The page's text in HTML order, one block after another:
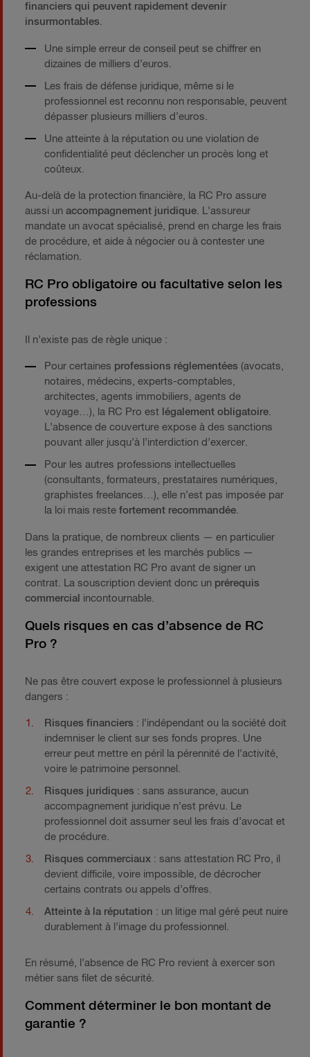
financiers qui peuvent rapidement devenir
insurmontables.
Une simple erreur de conseil peut se chiffrer en
dizaines de milliers d’euros.
Les frais de défense juridique, même si le
professionnel est reconnu non responsable, peuvent
dépasser plusieurs milliers d’euros.
Une atteinte à la réputation ou une violation de
confidentialité peut déclencher un procès long et
coûteux.
Au-delà de la protection financière, la RC Pro assure
aussi un accompagnement juridique . L’assureur
mandate un avocat spécialisé, prend en charge les frais
de procédure, et aide à négocier ou à contester une
réclamation.
RC Pro obligatoire ou facultative selon les
professions
Il n’existe pas de règle unique :
Pour certaines professions réglementées (avocats,
notaires, médecins, experts-comptables,
architectes, agents immobiliers, agents de
voyage…), la RC Pro est légalement obligatoire.
L’absence de couverture expose à des sanctions
pouvant aller jusqu’à l’interdiction d’exercer.
Pour les autres professions intellectuelles
(consultants, formateurs, prestataires numériques,
graphistes freelances…), elle n’est pas imposée par
la loi mais reste fortement recommandée.
Dans la pratique, de nombreux clients — en particulier
les grandes entreprises et les marchés publics —
exigent une attestation RC Pro avant de signer un
contrat. La souscription devient donc un prérequis
commercial incontournable.
Quels risques en cas d’absence de RC
Pro ?
Ne pas être couvert expose le professionnel à plusieurs
dangers :
Risques financiers : l’indépendant ou la société doit
indemniser le client sur ses fonds propres. Une
erreur peut mettre en péril la pérennité de l’activité,
voire le patrimoine personnel.
Risques juridiques : sans assurance, aucun
accompagnement juridique n’est prévu. Le
professionnel doit assumer seul les frais d’avocat et
de procédure.
Risques commerciaux : sans attestation RC Pro, il
devient difficile, voire impossible, de décrocher
certains contrats ou appels d’offres.
Atteinte à la réputation : un litige mal géré peut nuire
durablement à l’image du professionnel.
En résumé, l’absence de RC Pro revient à exercer son
métier sans filet de sécurité.
Comment déterminer le bon montant de
garantie ?